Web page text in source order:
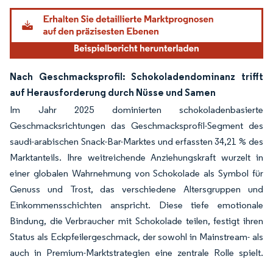
Nach Geschmacksprofil: Schokoladendominanz trifft
auf Herausforderung durch Nüsse und Samen
Im Jahr 2025 dominierten schokoladenbasierte
Geschmacksrichtungen das Geschmacksprofil-Segment des
saudi-arabischen Snack-Bar-Marktes und erfassten 34,21 % des
Marktanteils. Ihre weitreichende Anziehungskraft wurzelt in
einer globalen Wahrnehmung von Schokolade als Symbol für
Genuss und Trost, das verschiedene Altersgruppen und
Einkommensschichten anspricht. Diese tiefe emotionale
Bindung, die Verbraucher mit Schokolade teilen, festigt ihren
Status als Eckpfeilergeschmack, der sowohl in Mainstream- als
auch in Premium-Marktstrategien eine zentrale Rolle spielt.